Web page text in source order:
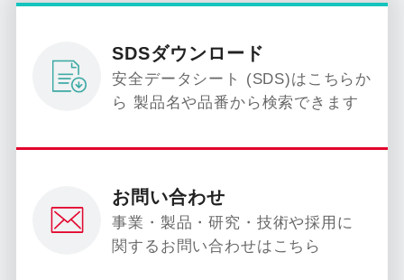
SDSダウンロード
安全データシート (SDS)はこちらか
ら 製品名や品番から検索できます
お問い合わせ
事業・製品・研究・技術や採用に
関するお問い合わせはこちら